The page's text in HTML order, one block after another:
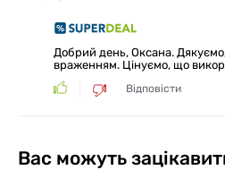
Добрий день, Оксана.
враженням. Цінуємо, що
Відповісти
Вас можуть